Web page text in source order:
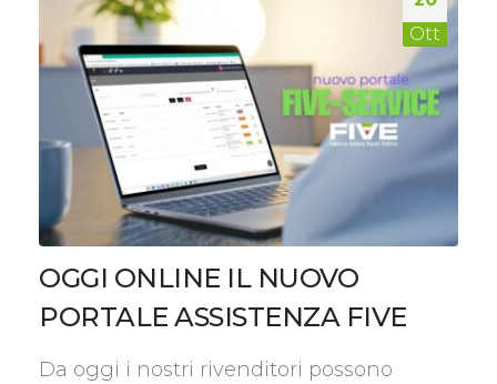
Ott
OGGI ONLINE IL NUOVO
PORTALE ASSISTENZA FIVE
Da oggi i nostri rivenditori possono